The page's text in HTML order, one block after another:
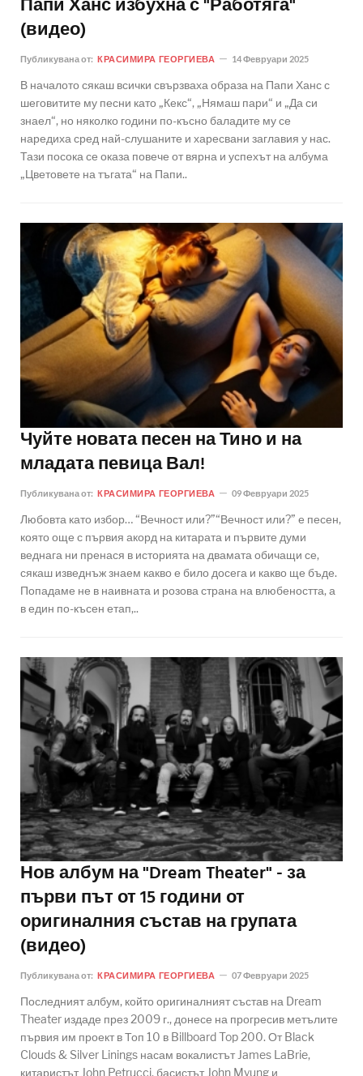
Папи Ханс избухна с "Работяга"
(видео)
Публикувана от: КРАСИМИРА ГЕОРГИЕВА 14 Февруари 2025
В началото сякаш всички свързваха образа на Папи Ханс с
шеговитите му песни като „Кекс“, „Нямаш пари“ и „Да си
знаел“, но няколко години по-късно баладите му се
наредиха сред най-слушаните и харесвани заглавия у нас.
Тази посока се оказа повече от вярна и успехът на албума
„Цветовете на тъгата“ на Папи..
Чуйте новата песен на Тино и на
младата певица Вал!
Публикувана от: КРАСИМИРА ГЕОРГИЕВА 09 Февруари 2025
Любовта като избор… “Вечност или?”“Вечност или?” е песен,
която още с първия акорд на китарата и първите думи
веднага ни пренася в историята на двамата обичащи се,
сякаш изведнъж знаем какво е било досега и какво ще бъде.
Попадаме не в наивната и розова страна на влюбеността, а
в един по-късен етап,..
Нов албум на "Dream Theater" - за
първи път от 15 години от
оригиналния състав на групата
(видео)
Публикувана от: КРАСИМИРА ГЕОРГИЕВА 07 Февруари 2025
Последният албум, който оригиналният състав на Dream
Theater издаде през 2009 г., донесе на прогресив метълите
първия им проект в Топ 10 в Billboard Top 200. От Black
Clouds & Silver Linings насам вокалистът James LaBrie,
китаристът John Petrucci, басистът John Myung и